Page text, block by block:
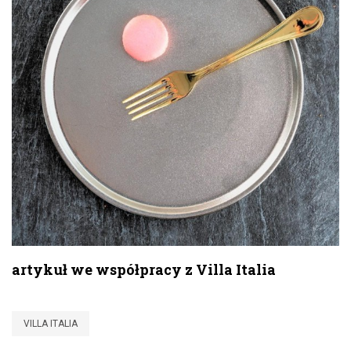
artykuł we współpracy z Villa Italia
VILLA ITALIA